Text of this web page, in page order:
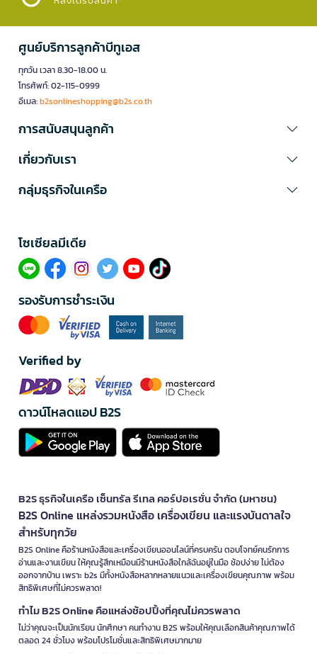
ศูนย์บริการลูกค้าบีทูเอส
ทุกวัน เวลา 8.30-18.00 น.
โทรศัพท์: 02-115-0999
อีเมล:b2sonlineshopping@b2s.co.th
การสนับสนุนลูกค้า
เกี่ยวกับเรา
กลุ่มธุรกิจในเครือ
โซเซียลมีเดีย​
รองรับการชำระเงิน
Verified by
ดาวน์โหลดแอป B2S
B2S ธุรกิจในเครือ เซ็นทรัล รีเทล คอร์ปอเรชั่น จำกัด (มหาชน)
B2S Online แหล่งรวมหนังสือ เครื่องเขียน และแรงบันดาลใจ
สำหรับทุกวัย
B2S Online คือร้านหนังสือและเครื่องเขียนออนไลน์ที่ครบครัน ตอบโจทย์คนรักการ
อ่านและงานเขียน ให้คุณรู้สึกเหมือนมีร้านหนังสือใกล้ฉันอยู่ในมือ ช้อปง่าย ไม่ต้อง
ออกจากบ้าน เพราะ b2s มีทั้งหนังสือหลากหลายแนวและเครื่องเขียนคุณภาพ พร้อม
สิทธิพิเศษที่ไม่ควรพลาด!
ทำไม B2S Online คือแหล่งช้อปปิ้งที่คุณไม่ควรพลาด
ไม่ว่าคุณจะเป็นนักเรียน นักศึกษา คนทำงาน B2S พร้อมให้คุณเลือกสินค้าคุณภาพได้
ตลอด 24 ชั่วโมง พร้อมโปรโมชั่นและสิทธิพิเศษมากมาย